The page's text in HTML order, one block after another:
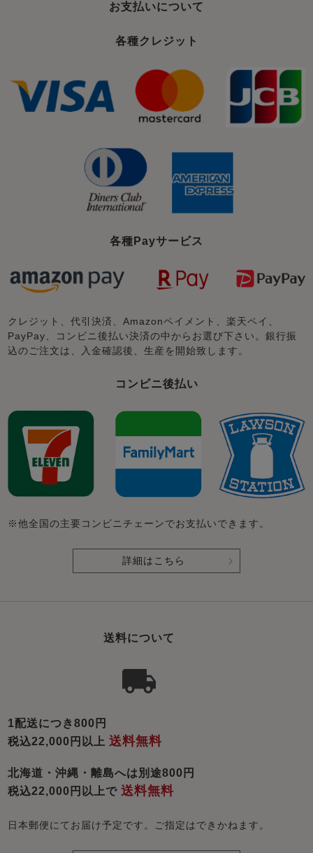
お支払いについて
各種クレジット
各種Payサービス
クレジット、代引決済、Amazonペイメント、楽天ペイ、
PayPay、コンビニ後払い決済の中からお選び下さい。銀行振
込のご注文は、入金確認後、生産を開始致します。
コンビニ後払い
※他全国の主要コンビニチェーンでお支払いできます。
詳細はこちら
送料について
1配送につき800円
税込22,000円以上送料無料
北海道・沖縄・離島へは別途800円
税込22,000円以上で送料無料
日本郵便にてお届け予定です。ご指定はできかねます。